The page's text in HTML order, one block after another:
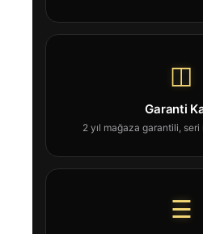
◫
Garanti
2 yıl mağaza garantili, seri
☰